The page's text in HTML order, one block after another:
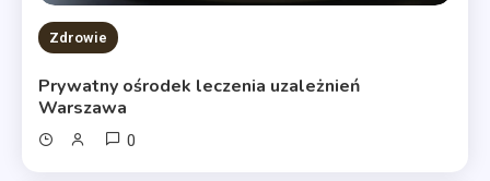
Zdrowie
Prywatny ośrodek leczenia uzależnień
Warszawa
0